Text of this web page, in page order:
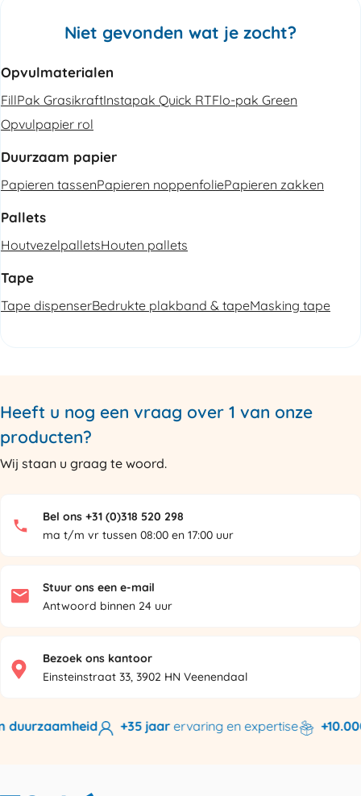
Niet gevonden wat je zocht?
Opvulmaterialen
FillPak GrasikraftInstapak Quick RTFlo-pak Green
Opvulpapier rol
Duurzaam papier
Papieren tassenPapieren noppenfoliePapieren zakken
Pallets
HoutvezelpalletsHouten pallets
Tape
Tape dispenserBedrukte plakband & tapeMasking tape
Heeft u nog een vraag over 1 van onze
producten?
Wij staan u graag te woord.
Bel ons +31 (0)318 520 298
ma t/m vr tussen 08:00 en 17:00 uur
Stuur ons een e-mail
Antwoord binnen 24 uur
Bezoek ons kantoor
Einsteinstraat 33, 3902 HN Veenendaal
+35 jaarervaring en expertise +10.000